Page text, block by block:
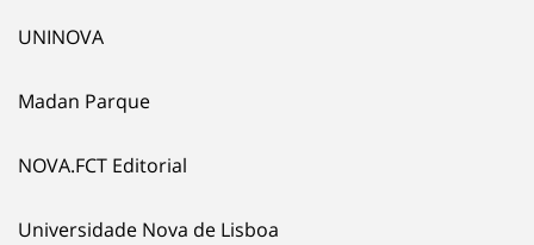
UNINOVA
Madan Parque
NOVA.FCT Editorial
Universidade Nova de Lisboa